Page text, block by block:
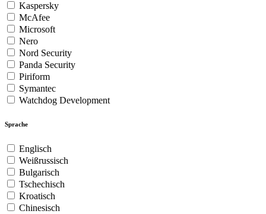
Kaspersky
McAfee
Microsoft
Nero
Nord Security
Panda Security
Piriform
Symantec
Watchdog Development
Sprache
Englisch
Weißrussisch
Bulgarisch
Tschechisch
Kroatisch
Chinesisch